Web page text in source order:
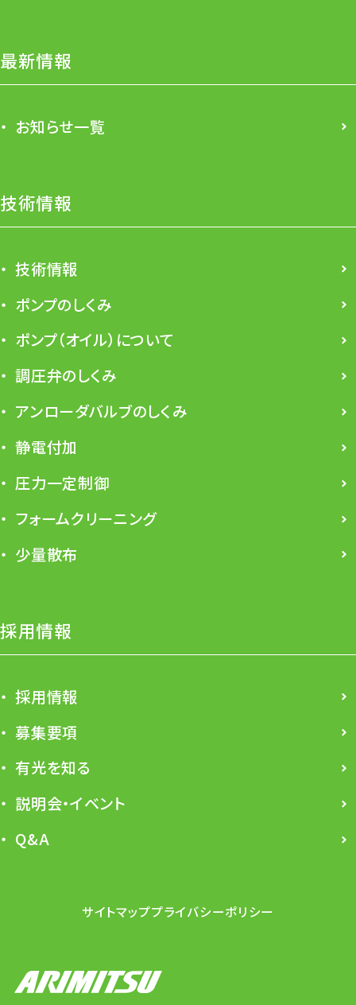
最新情報
お知らせ一覧
技術情報
技術情報
ポンプのしくみ
ポンプ（オイル）について
調圧弁のしくみ
アンローダバルブのしくみ
静電付加
圧力一定制御
フォームクリーニング
少量散布
採用情報
採用情報
募集要項
有光を知る
説明会・イベント
Q&A
サイトマッププライバシーポリシー